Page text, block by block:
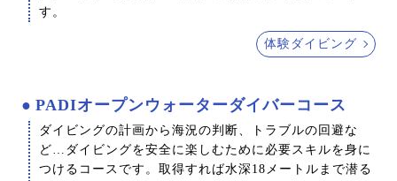
す。
体験ダイビング
PADIオープンウォーターダイバーコース
ダイビングの計画から海況の判断、トラブルの回避な
ど…ダイビングを安全に楽しむために必要スキルを身に
つけるコースです。取得すれば水深18メートルまで潜る